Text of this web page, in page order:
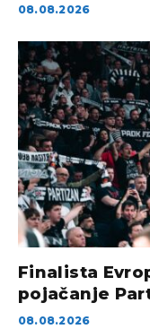
08.08.2026
Finalista
pojačanje
08.08.2026